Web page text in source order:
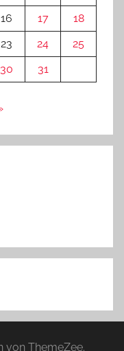
16 17
18
23 24
25
30 31
von ThemeZee.